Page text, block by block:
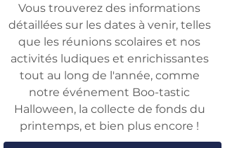
Vous trouverez des informations
détaillées sur les dates à venir, telles
que les réunions scolaires et nos
activités ludiques et enrichissantes
tout au long de l'année, comme
notre événement Boo-tastic
Halloween, la collecte de fonds du
printemps, et bien plus encore !